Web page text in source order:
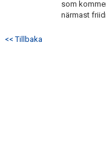
som
närmast
<< Tillbaka